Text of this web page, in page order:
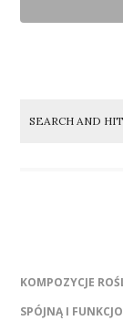
KOMPOZYCJE
SPÓJNĄ I